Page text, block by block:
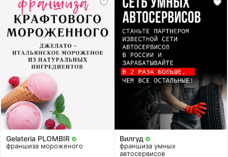
Gelateria PLOMBIR
франшиза мороженого
Вилгуд
франшиза умных
автосервисов